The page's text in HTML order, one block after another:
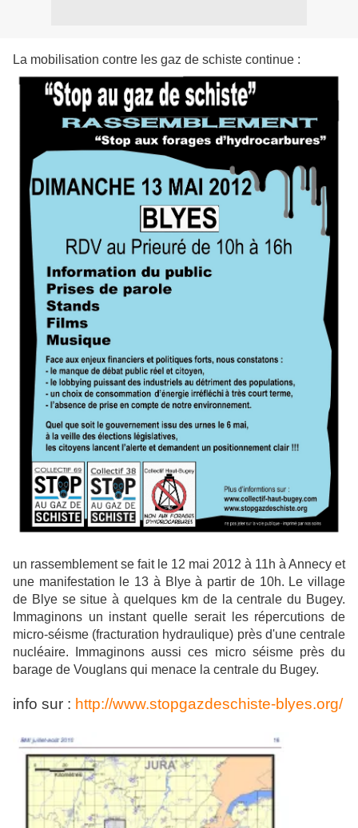
La mobilisation contre les gaz de schiste continue :
un rassemblement se fait le 12 mai 2012 à 11h à Annecy et
une manifestation le 13 à Blye à partir de 10h. Le village
de Blye se situe à quelques km de la centrale du Bugey.
Immaginons un instant quelle serait les répercutions de
micro-séisme (fracturation hydraulique) près d'une centrale
nucléaire. Immaginons aussi ces micro séisme près du
barage de Vouglans qui menace la centrale du Bugey.
info sur : http://www.stopgazdeschiste-blyes.org/